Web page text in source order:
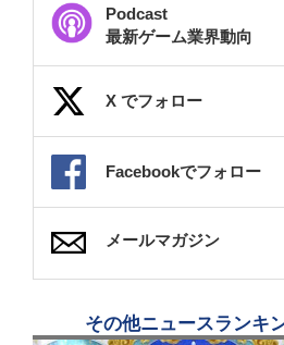
Podcast
最新ゲーム業界動向
X でフォロー
Facebookでフォロー
メールマガジン
その他ニュースランキ